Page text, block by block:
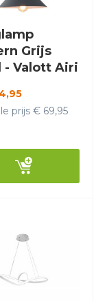
Grijs
- Valott Airi
prijs € 69,95